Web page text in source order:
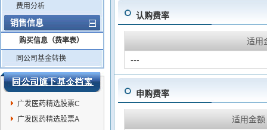
费用分析
销售信息
购买信息（费率表）
同公司基金转换
广发医药精选股票C
广发医药精选股票A
认购费率
适用
---
申购费率
适用金额